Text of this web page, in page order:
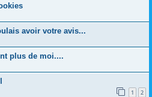
avoir votre avis...
plus de moi....
1 2